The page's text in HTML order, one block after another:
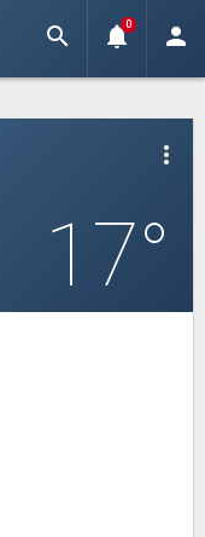
search notifications
0 person
more_vert
17°